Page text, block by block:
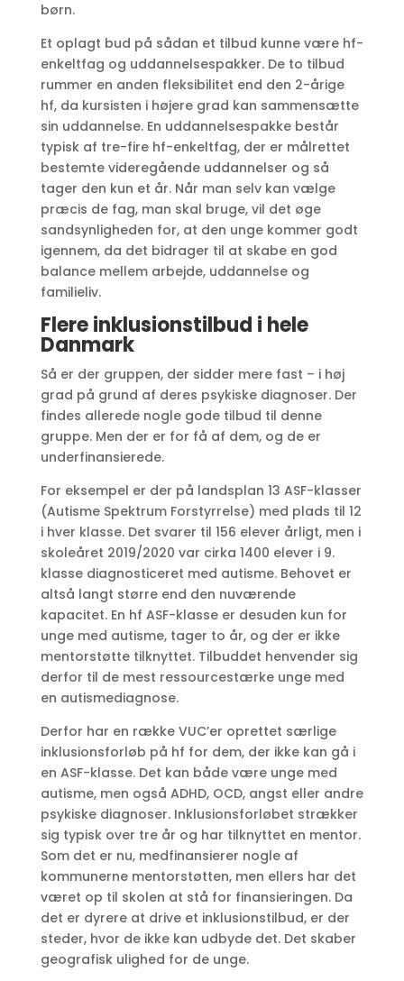
børn.
Et oplagt bud på sådan et tilbud kunne være hf-
enkeltfag og uddannelsespakker. De to tilbud
rummer en anden fleksibilitet end den 2-årige
hf, da kursisten i højere grad kan sammensætte
sin uddannelse. En uddannelsespakke består
typisk af tre-fire hf-enkeltfag, der er målrettet
bestemte videregående uddannelser og så
tager den kun et år. Når man selv kan vælge
præcis de fag, man skal bruge, vil det øge
sandsynligheden for, at den unge kommer godt
igennem, da det bidrager til at skabe en god
balance mellem arbejde, uddannelse og
familieliv.
Flere inklusionstilbud i hele
Danmark
Så er der gruppen, der sidder mere fast – i høj
grad på grund af deres psykiske diagnoser. Der
findes allerede nogle gode tilbud til denne
gruppe. Men der er for få af dem, og de er
underfinansierede.
For eksempel er der på landsplan 13 ASF-klasser
(Autisme Spektrum Forstyrrelse) med plads til 12
i hver klasse. Det svarer til 156 elever årligt, men i
skoleåret 2019/2020 var cirka 1400 elever i 9.
klasse diagnosticeret med autisme. Behovet er
altså langt større end den nuværende
kapacitet. En hf ASF-klasse er desuden kun for
unge med autisme, tager to år, og der er ikke
mentorstøtte tilknyttet. Tilbuddet henvender sig
derfor til de mest ressourcestærke unge med
en autismediagnose.
Derfor har en række VUC’er oprettet særlige
inklusionsforløb på hf for dem, der ikke kan gå i
en ASF-klasse. Det kan både være unge med
autisme, men også ADHD, OCD, angst eller andre
psykiske diagnoser. Inklusionsforløbet strækker
sig typisk over tre år og har tilknyttet en mentor.
Som det er nu, medfinansierer nogle af
kommunerne mentorstøtten, men ellers har det
været op til skolen at stå for finansieringen. Da
det er dyrere at drive et inklusionstilbud, er der
steder, hvor de ikke kan udbyde det. Det skaber
geografisk ulighed for de unge.